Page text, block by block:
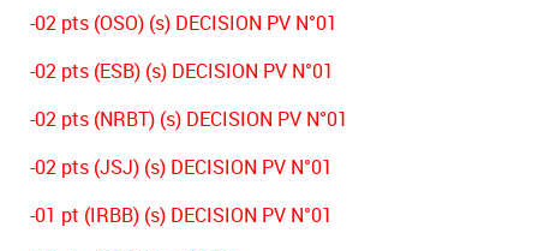
-02 pts (OSO) (s) DECISION PV N°01
-02 pts (ESB) (s) DECISION PV N°01
-02 pts (NRBT) (s) DECISION PV N°01
-02 pts (JSJ) (s) DECISION PV N°01
-01 pt (IRBB) (s) DECISION PV N°01